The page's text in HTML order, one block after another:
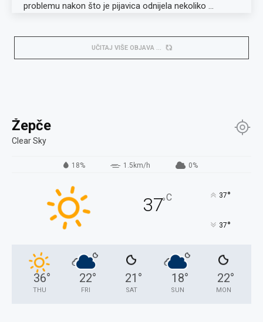
problemu nakon što je pijavica odnijela nekoliko …
UČITAJ VIŠE OBJAVA
Žepče
Clear Sky
18% 1.5km/h 0%
37°C 37°
37°
36°
THU
22°
FRI
21 °
SAT
18°
SUN
22°
MON